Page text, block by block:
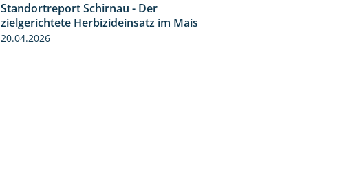
9:27
Standortreport Schirnau - Der
zielgerichtete Herbizideinsatz im Mais
20.04.2026